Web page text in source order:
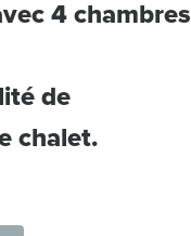
4 chambres
de
chalet.